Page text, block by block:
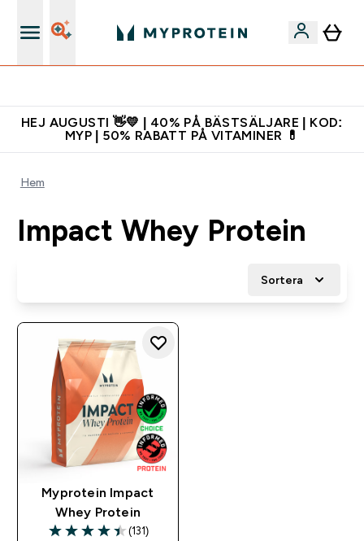
HEJ AUGUSTI 👋💛 | 40% PÅ BÄSTSÄLJARE | KOD:
MYP | 50% RABATT PÅ VITAMINER 💊
Hem
Impact Whey Protein
Sortera
Myprotein Impact
Whey Protein
(131)